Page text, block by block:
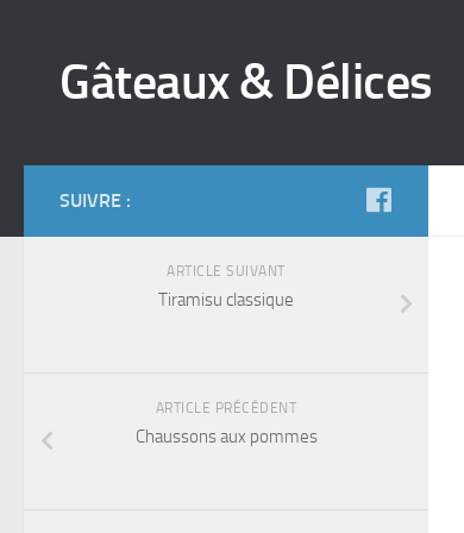
Gâteaux & Délices
SUIVRE :
ARTICLE SUIVANT
Tiramisu classique
ARTICLE PRÉCÉDENT
Chaussons aux pommes